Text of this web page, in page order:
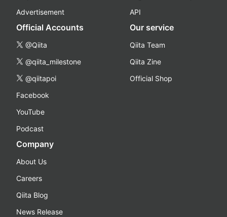
Advertisement
API
Official Accounts
@Qiita
@qiita_milestone
@qiitapoi
Facebook
YouTube
Podcast
Our service
Qiita Team
Qiita Zine
Official Shop
Company
About Us
Careers
Qiita Blog
News Release